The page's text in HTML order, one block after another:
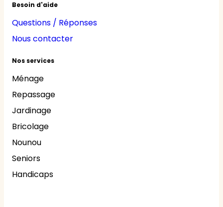
Besoin d'aide
Questions / Réponses
Nous contacter
Nos services
Ménage
Repassage
Jardinage
Bricolage
Nounou
Seniors
Handicaps